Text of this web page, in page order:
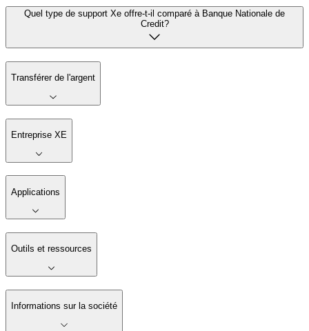
Quel type de support Xe offre-t-il comparé à Banque Nationale de
Credit?
Transférer de l'argent
Entreprise XE
Applications
Outils et ressources
Informations sur la société